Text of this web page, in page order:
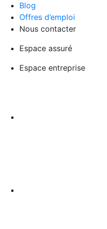
Blog
Offres d’emploi
Nous contacter
Espace assuré
Espace entreprise